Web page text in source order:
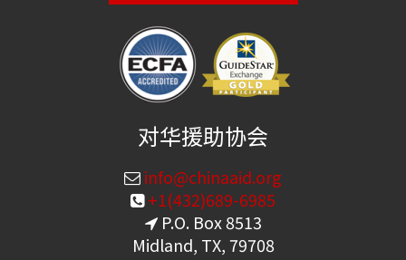
对华援助协会
info@chinaaid.org
+1(432)689-6985
P.O. Box 8513
Midland, TX, 79708